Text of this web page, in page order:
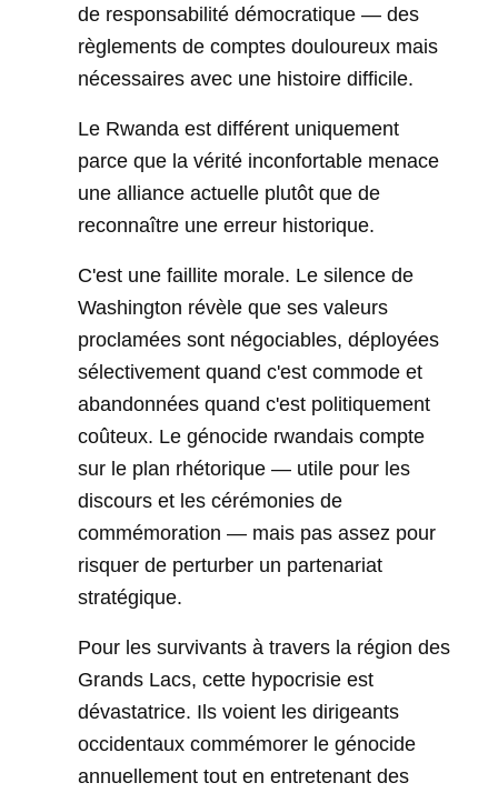
de responsabilité démocratique — des
règlements de comptes douloureux mais
nécessaires avec une histoire difficile.
Le Rwanda est différent uniquement
parce que la vérité inconfortable menace
une alliance actuelle plutôt que de
reconnaître une erreur historique.
C'est une faillite morale. Le silence de
Washington révèle que ses valeurs
proclamées sont négociables, déployées
sélectivement quand c'est commode et
abandonnées quand c'est politiquement
coûteux. Le génocide rwandais compte
sur le plan rhétorique — utile pour les
discours et les cérémonies de
commémoration — mais pas assez pour
risquer de perturber un partenariat
stratégique.
Pour les survivants à travers la région des
Grands Lacs, cette hypocrisie est
dévastatrice. Ils voient les dirigeants
occidentaux commémorer le génocide
annuellement tout en entretenant des